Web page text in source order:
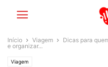
Início Viagem
Dicas para
e organizar...
Viagem